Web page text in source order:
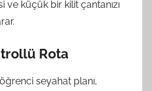
ve küçük bir kilit çantanızı
Rota
seyahat planı,